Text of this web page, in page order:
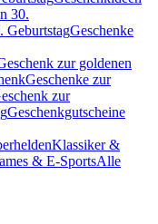
30.
GeburtstagGeschenke
zur goldenen
Geschenke zur
zur
Geschenkgutscheine
Klassiker &
& E-SportsAlle